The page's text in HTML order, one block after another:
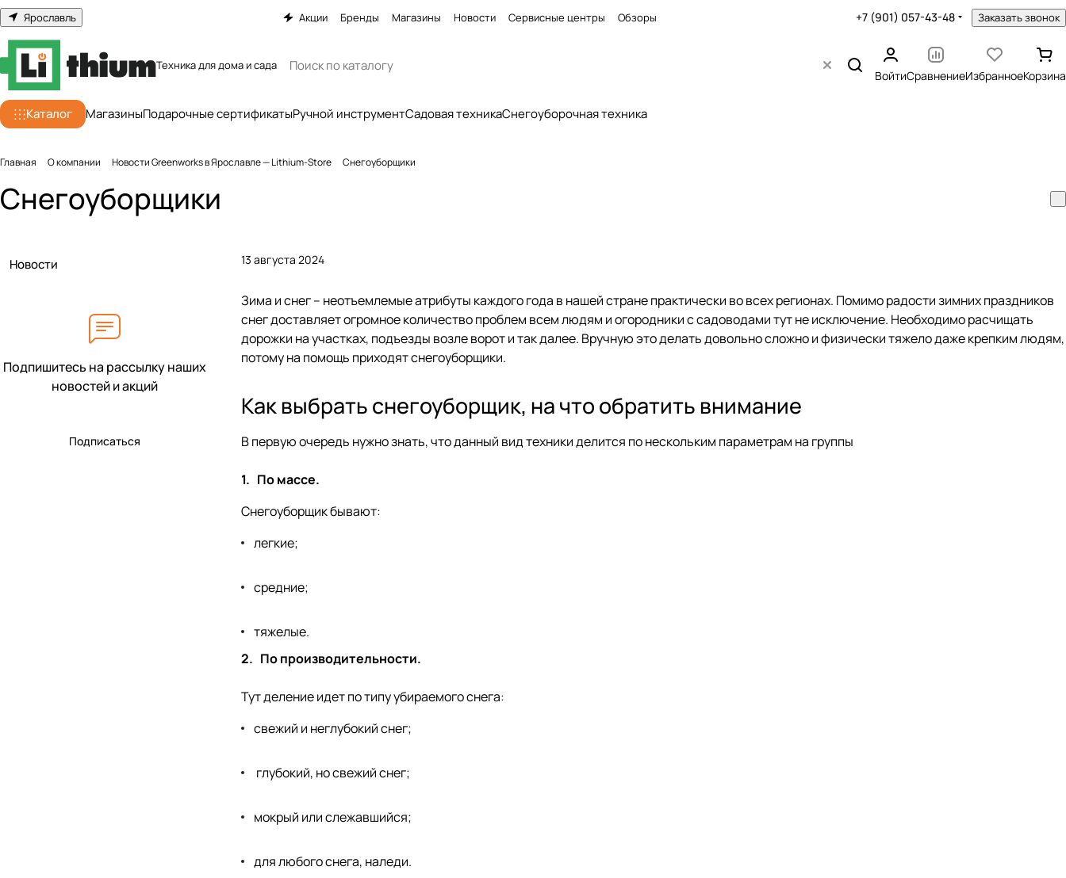
Ярославль Акции Бренды Магазины Новости Сервисные центры Обзоры +7 (901) 057-43-48 Заказать звонок
Техника для дома и сада
ВойтиСравнениеИзбранноеКорзина
Каталог МагазиныПодарочные сертификатыРучной инструментСадовая техникаСнегоуборочная техника
Главная О компании Новости Greenworks в Ярославле — Lithium-Store Снегоуборщики
Снегоуборщики
13 августа 2024
Зима и снег – неотъемлемые атрибуты каждого года в нашей стране практически во всех регионах. Помимо радости зимних праздников
снег доставляет огромное количество проблем всем людям и огородники с садоводами тут не исключение. Необходимо расчищать
дорожки на участках, подъезды возле ворот и так далее. Вручную это делать довольно сложно и физически тяжело даже крепким людям,
потому на помощь приходят снегоуборщики.
Как выбрать снегоуборщик, на что обратить внимание
В первую очередь нужно знать, что данный вид техники делится по нескольким параметрам на группы
1. По массе.
Снегоуборщик бывают:
легкие;
средние;
тяжелые.
2. По производительности.
Тут деление идет по типу убираемого снега:
свежий и неглубокий снег;
глубокий, но свежий снег;
мокрый или слежавшийся;
для любого снега, наледи.
Новости
Подпишитесь на рассылку наших
новостей и акций
Подписаться